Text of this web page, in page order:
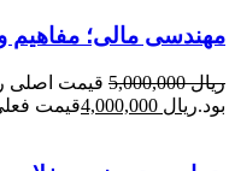
مهندسی مالی؛ مفاهیم و
ریال5,000,000
بود.ریال قیمت فعلی ریال